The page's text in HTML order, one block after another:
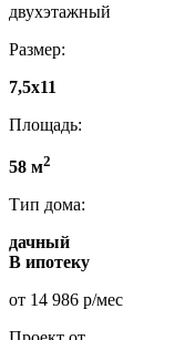
двухэтажный
Размер:
7,5х11
Площадь:
58 м2
Тип дома:
дачный
В ипотеку
от 14 986 р/мес